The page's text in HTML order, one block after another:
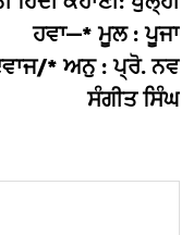
ਹਵਾ—* ਮੂਲ : ਪੂਜਾ
* ਅਨੁ : ਪ੍ਰੋ. ਨਵ
ਸੰਗੀਤ ਸਿੰਘ